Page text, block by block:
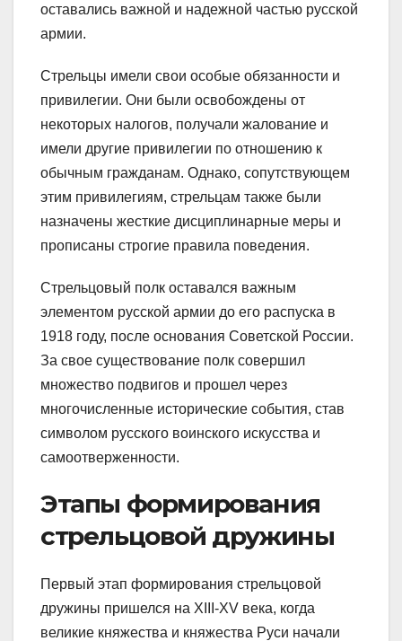
оставались важной и надежной частью русской
армии.
Стрельцы имели свои особые обязанности и
привилегии. Они были освобождены от
некоторых налогов, получали жалование и
имели другие привилегии по отношению к
обычным гражданам. Однако, сопутствующем
этим привилегиям, стрельцам также были
назначены жесткие дисциплинарные меры и
прописаны строгие правила поведения.
Стрельцовый полк оставался важным
элементом русской армии до его распуска в
1918 году, после основания Советской России.
За свое существование полк совершил
множество подвигов и прошел через
многочисленные исторические события, став
символом русского воинского искусства и
самоотверженности.
Этапы формирования
стрельцовой дружины
Первый этап формирования стрельцовой
дружины пришелся на XIII-XV века, когда
великие княжества и княжества Руси начали